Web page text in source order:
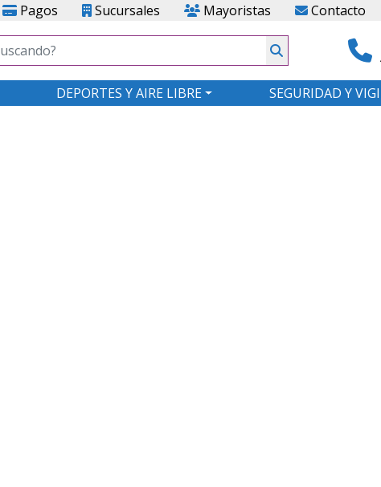
Pagos Sucursales Mayoristas Contacto
DEPORTES Y AIRE LIBRE SEGURIDAD Y